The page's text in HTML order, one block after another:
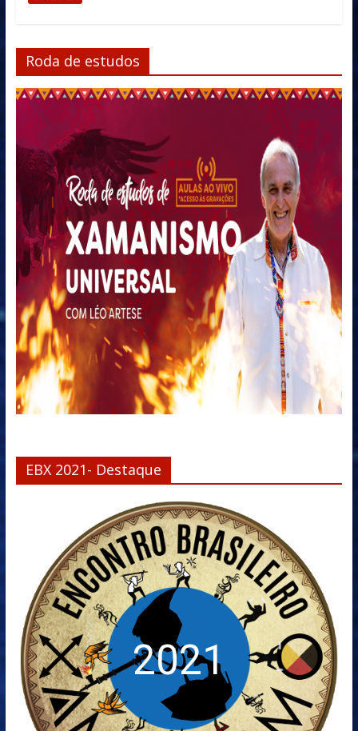
Roda de estudos
EBX 2021- Destaque
2021